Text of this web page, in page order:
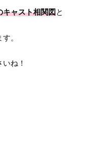
キャスト相関図と
。
ね！